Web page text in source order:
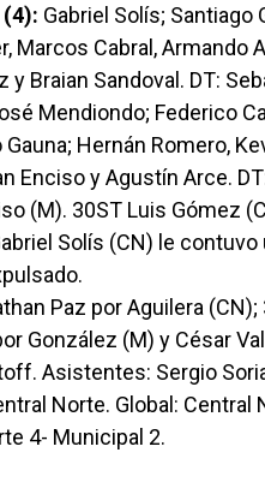
(4): Gabriel Solís; Santiago
Marcos Cabral, Armando
y Braian Sandoval. DT:
Mendiondo; Federico
Hernán Romero,
Enciso y Agustín Arce.
(M). 30ST Luis Gómez
Solís (CN) le contuvo
Paz por Aguilera
González (M) y César
Asistentes: Sergio
Norte. Global:
4- Municipal 2.